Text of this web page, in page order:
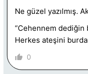
Ne güzel yazılmış.
“Cehennem dediğin
Herkes ateşini
0